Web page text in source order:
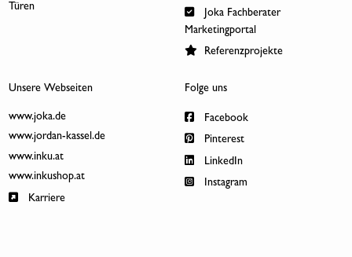
Türen
Joka Fachberater
Marketingportal
Referenzprojekte
Unsere Webseiten
www.joka.de
www.jordan-kassel.de
www.inku.at
www.inkushop.at
Karriere
Folge uns
Facebook
Pinterest
LinkedIn
Instagram